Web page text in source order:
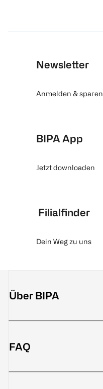
Newsletter
Anmelden & sparen
BIPA App
Jetzt downloaden
Filialfinder
Dein Weg zu uns
Über BIPA
FAQ